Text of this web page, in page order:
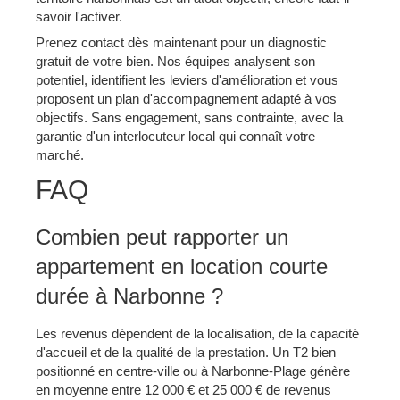
savoir l'activer.
Prenez contact dès maintenant pour un diagnostic
gratuit de votre bien. Nos équipes analysent son
potentiel, identifient les leviers d'amélioration et vous
proposent un plan d'accompagnement adapté à vos
objectifs. Sans engagement, sans contrainte, avec la
garantie d'un interlocuteur local qui connaît votre
marché.
FAQ
Combien peut rapporter un
appartement en location courte
durée à Narbonne ?
Les revenus dépendent de la localisation, de la capacité
d'accueil et de la qualité de la prestation. Un T2 bien
positionné en centre-ville ou à Narbonne-Plage génère
en moyenne entre 12 000 € et 25 000 € de revenus